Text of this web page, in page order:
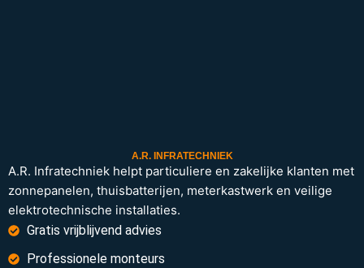
A.R. INFRATECHNIEK
A.R. Infratechniek helpt particuliere en zakelijke klanten met
zonnepanelen, thuisbatterijen, meterkastwerk en veilige
elektrotechnische installaties.
Gratis vrijblijvend advies
Professionele monteurs